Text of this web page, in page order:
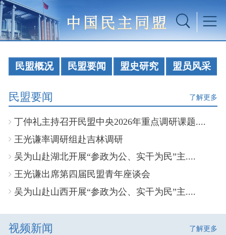
民盟概况 民盟要闻 盟史研究 盟员风采
民盟要闻 了解更多
丁仲礼主持召开民盟中央2026年重点调研课题....
王光谦率调研组赴吉林调研
吴为山赴湖北开展“参政为公、实干为民”主....
王光谦出席第四届民盟青年座谈会
吴为山赴山西开展“参政为公、实干为民”主....
视频新闻 了解更多